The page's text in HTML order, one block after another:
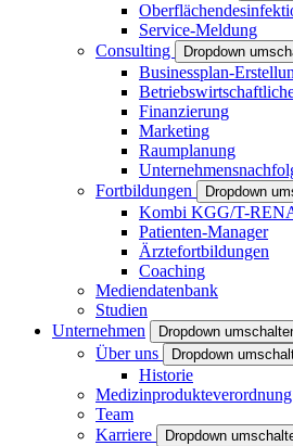
Service-Meldung
Consulting
Dropdown
Businessplan-
Finanzierung
Marketing
Raumplanung
Fortbildungen
Dropdown
Kombi KGG/T-
Patienten-Manager
Ärztefortbildungen
Coaching
Mediendatenbank
Studien
Unternehmen
Dropdown
Über uns Dropdown
Historie
Medizinprodukteverordnung
Team
Karriere
Dropdown